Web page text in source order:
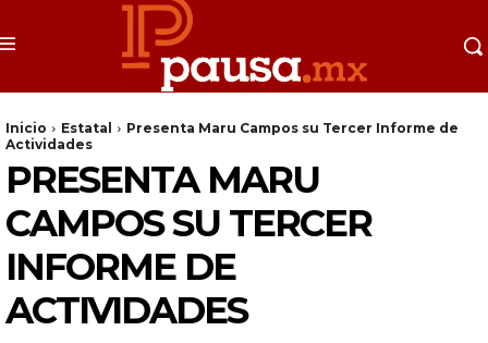
Inicio Estatal
Presenta Maru Campos su Tercer Informe de
Actividades
PRESENTA MARU
CAMPOS SU TERCER
INFORME DE
ACTIVIDADES